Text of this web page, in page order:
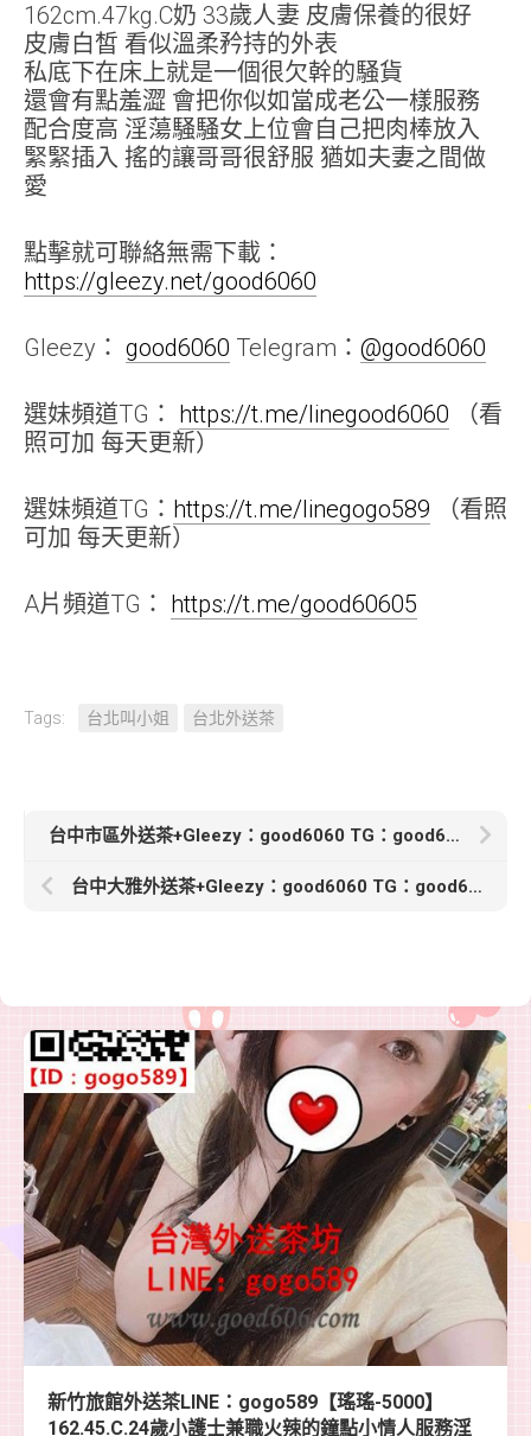
162cm.47kg.C奶 33歲人妻 皮膚保養的很好
皮膚白皙 看似溫柔矜持的外表
私底下在床上就是一個很欠幹的騒貨
還會有點羞澀 會把你似如當成老公一樣服務
配合度高 淫蕩騒騒女上位會自己把肉棒放入
緊緊插入 搖的讓哥哥很舒服 猶如夫妻之間做
愛
點擊就可聯絡無需下載：
https://gleezy.net/good6060
Gleezy： good6060 Telegram： @good6060
選妹頻道TG： https://t.me/linegood6060 （看
照可加 每天更新）
選妹頻道TG： https://t.me/linegogo589 （看照
可加 每天更新）
A片頻道TG： https://t.me/good60605
Tags: 台北叫小姐 台北外送茶
台中市區外送茶+Gleezy：good6060 TG：good6060【若若 & 寧寧】黑夜雙姝組
台中大雅外送茶+Gleezy：good6060 TG：good6060【覓露】155.D.41.20歲
新竹旅館外送茶LINE：gogo589【瑤瑤-5000】
162.45.C.24歲小護士兼職火辣的鐘點小情人服務淫